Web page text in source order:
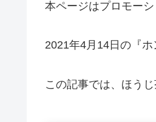
本ページはプロモー
2021年4月14日の『
この記事では、ほう